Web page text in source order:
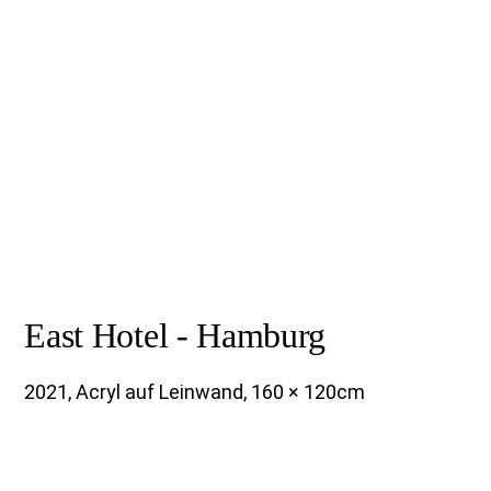
East Hotel - Hamburg
2021, Acryl auf Leinwand, 160 × 120cm